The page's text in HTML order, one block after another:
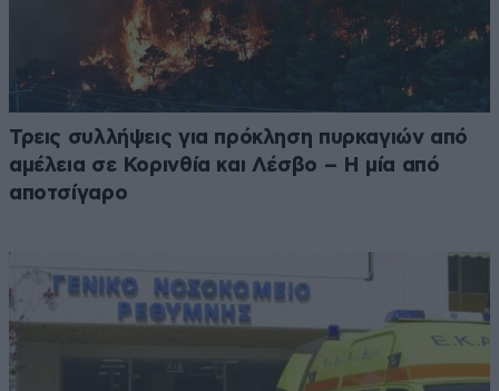
Τρεις συλλήψεις για πρόκληση πυρκαγιών από
αμέλεια σε Κορινθία και Λέσβο – Η μία από
αποτσίγαρο